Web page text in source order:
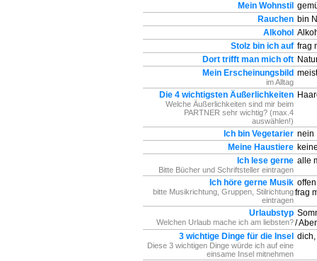
Mein Wohnstil
Rauchen bin
Alkohol
Stolz bin ich auf frag
Dort trifft man mich oft
Mein Erscheinungsbild
im Alltag
Die 4 wichtigsten Äußerlichkeiten
Welche Äußerlichkeiten sind mir beim
PARTNER sehr wichtig? (max.4
auswählen!)
Ich bin Vegetarier nein
Meine Haustiere
Ich lese gerne
Bitte Bücher und Schriftsteller eintragen
alle
Ich höre gerne Musik
bitte Musikrichtung, Gruppen, Stilrichtung
eintragen
frag
Urlaubstyp
Welchen Urlaub mache ich am liebsten?/
3 wichtige Dinge für die Insel
Diese 3 wichtigen Dinge würde ich auf eine
einsame Insel mitnehmen